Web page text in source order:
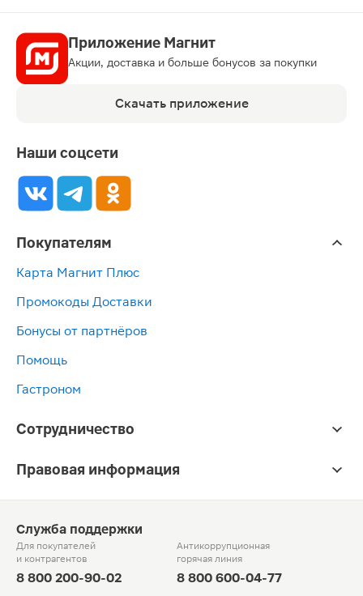
Приложение Магнит
Акции, доставка и больше бонусов за покупки
Скачать приложение
Наши соцсети
Покупателям
Карта Магнит Плюс
Промокоды Доставки
Бонусы от партнёров
Помощь
Гастроном
Сотрудничество
Правовая информация
Служба поддержки
Для покупателей
и контрагентов
8 800 200-90-02
Антикоррупционная
горячая линия
8 800 600-04-77